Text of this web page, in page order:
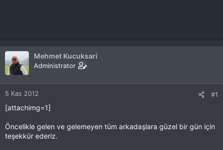
Mehmet Kucuksari
Administrator
5 Kas 2012 #1
[attachimg=1]
Öncelikle gelen ve gelemeyen tüm arkadaşlara güzel bir gün için
teşekkür ederiz.